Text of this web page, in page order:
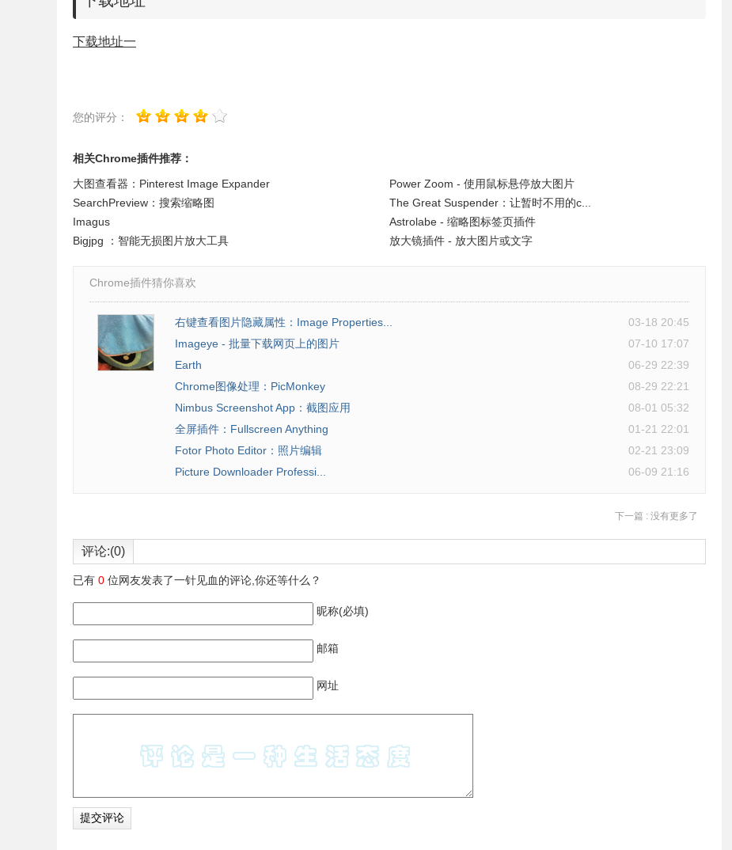
下载地址一
您的评分：
相关Chrome插件推荐：
大图查看器：Pinterest Image Expander
Power Zoom - 使用鼠标悬停放大图片
SearchPreview：搜索缩略图
The Great Suspender：让暂时不用的c...
Imagus
Astrolabe - 缩略图标签页插件
Bigjpg ：智能无损图片放大工具
放大镜插件 - 放大图片或文字
Chrome插件猜你喜欢
右键查看图片隐藏属性：Image Properties...
03-18 20:45
Imageye - 批量下载网页上的图片
07-10 17:07
Earth
06-29 22:39
Chrome图像处理：PicMonkey
08-29 22:21
Nimbus Screenshot App：截图应用
08-01 05:32
全屏插件：Fullscreen Anything
01-21 22:01
Fotor Photo Editor：照片编辑
02-21 23:09
Picture Downloader Professi...
06-09 21:16
下一篇 : 没有更多了
评论:(0)
已有 0 位网友发表了一针见血的评论,你还等什么？
昵称(必填)
邮箱
网址